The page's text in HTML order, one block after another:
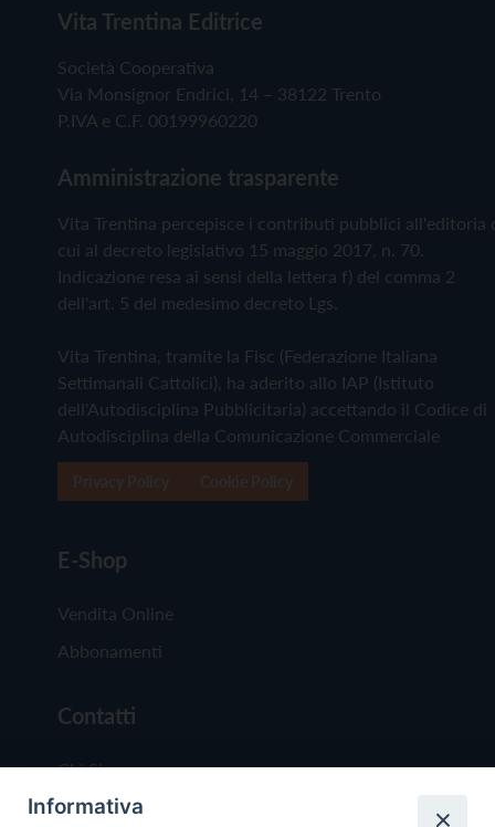
Vita Trentina Editrice
Società Cooperativa
Via Monsignor Endrici, 14 – 38122 Trento
P.IVA e C.F. 00199960220
Amministrazione trasparente
Vita Trentina percepisce i contributi pubblici all'editoria
cui al decreto legislativo 15 maggio 2017, n. 70.
Indicazione resa ai sensi della lettera f) del comma 2
dell'art. 5 del medesimo decreto Lgs.
Vita Trentina, tramite la Fisc (Federazione Italiana
Settimanali Cattolici), ha aderito allo IAP (Istituto
dell'Autodisciplina Pubblicitaria) accettando il Codice di
Autodisciplina della Comunicazione Commerciale
E-Shop
Vendita Online
Abbonamenti
Contatti
Chi Siamo
Redazione
Informativa